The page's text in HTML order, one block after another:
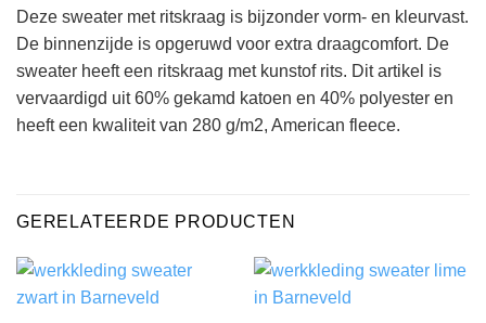
Deze sweater met ritskraag is bijzonder vorm- en kleurvast.
De binnenzijde is opgeruwd voor extra draagcomfort. De
sweater heeft een ritskraag met kunstof rits. Dit artikel is
vervaardigd uit 60% gekamd katoen en 40% polyester en
heeft een kwaliteit van 280 g/m2, American fleece.
GERELATEERDE PRODUCTEN